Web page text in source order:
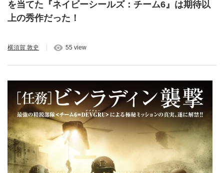
を当てた『ネイビーシールズ：チーム6』は期待以
上の秀作だった！
横須賀 敦史 55 view